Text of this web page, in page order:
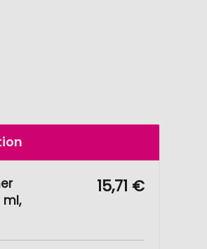
ml,
15,71 €